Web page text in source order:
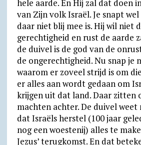
hele aarde. En Hij zal dat doen
van Zijn volk Israël. Je snapt
daar niet blij mee is. Hij wil niet
gerechtigheid en rust de aarde
de duivel is de god van de
de ongerechtigheid. Nu snap je
waarom er zoveel strijd is om
er alles aan wordt gedaan om
krijgen uit dat land. Daar zitten
machten achter. De duivel weet
dat Israëls herstel (100 jaar
nog een woestenij) alles te
Jezus’ terugkomst. En dat